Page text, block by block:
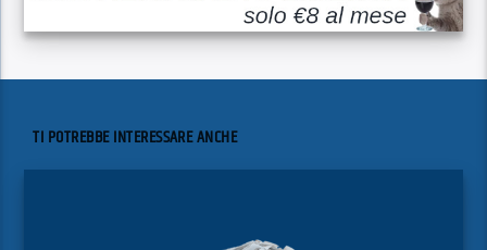
TI POTREBBE INTERESSARE ANCHE